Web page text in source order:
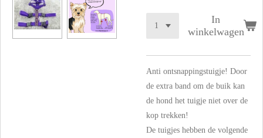
In
winkelwagen
Anti ontsnappingstuigje! Door
de extra band om de buik kan
de hond het tuigje niet over de
kop trekken!
De tuigjes hebben de volgende